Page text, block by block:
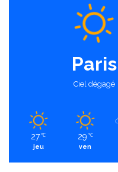
Paris
Ciel dégagé
27 ℃
jeu
29 ℃
ven